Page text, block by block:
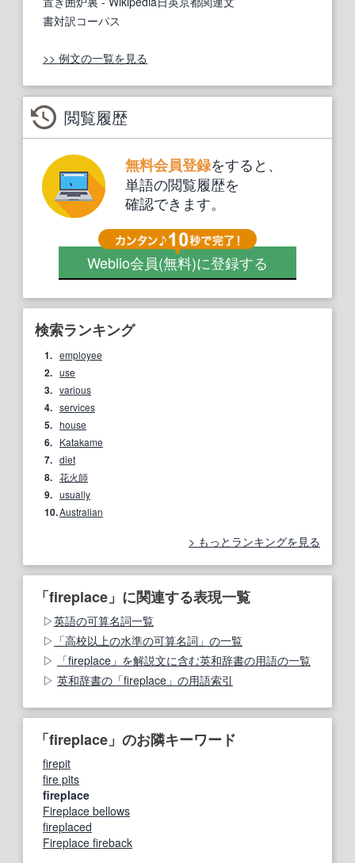
書対訳コーパス
>> 例文の一覧を見る
閲覧履歴
無料会員登録をすると、
単語の閲覧履歴を
確認できます。
Weblio会員(無料)に登録する
検索ランキング
1. employee
2. use
3. various
4. services
5. house
6. Katakame
7. diet
8. 花火師
9. usually
10.Australian
もっとランキングを見る
「fireplace」に関連する表現一覧
英語の可算名詞一覧
「高校以上の水準の可算名詞」の一覧
「fireplace」を解説文に含む英和辞書の用語の一覧
英和辞書の「fireplace」の用語索引
「fireplace」のお隣キーワード
firepit
fire pits
fireplace
Fireplace bellows
fireplaced
Fireplace fireback